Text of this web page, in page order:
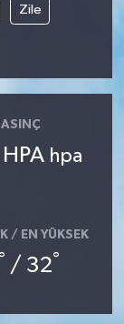
Zile
HPA hpa
/ EN YÜKSEK
° / 32°